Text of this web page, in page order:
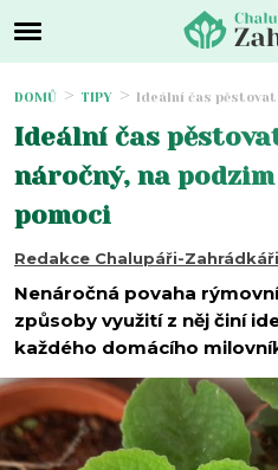
DOMŮ TIPY Ideální čas pěstovat
Ideální čas
náročný, na
pomoci
Redakce Chalupáři-Zahrádkáři
Nenáročná povaha
způsoby využití z něj činí
každého domácího